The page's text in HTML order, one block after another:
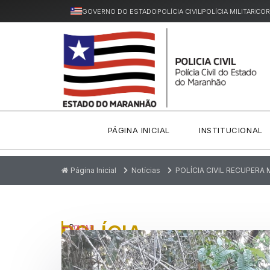
GOVERNO DO ESTADOPOLÍCIA CIVILPOLÍCIA MILITAR
PÁGINA INICIAL INSTITUCIONAL
Página Inicial Notícias POLÍCIA CIVIL RECUPERA
P
u
bl
ic
POLÍCIA
CIVIL
VOLTAR